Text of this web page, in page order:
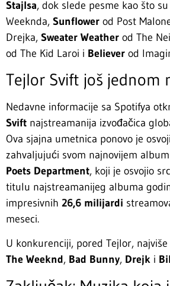
Stajlsa, dok slede pesme kao što su
Weeknda, Sunflower od Post
Drejka, Sweater Weather od The
od The Kid Laroi i Believer od
Tejlor Svift još jednom
Nedavne informacije sa Spotifya
Svift najstreamanija izvođačica
Ova sjajna umetnica ponovo je
zahvaljujući svom najnovijem
Poets Department, koji je osvojio
titulu najstreamanijeg albuma
impresivnih 26,6 milijardi
meseci.
U konkurenciji, pored Tejlor,
The Weeknd, Bad Bunny, Drejk i